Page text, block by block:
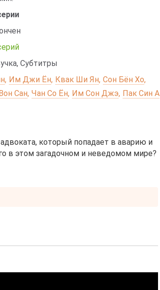
Субтитры
Им Джи Ён Квак Ши Ян Сон Бён Хо
Сан Чан Со Ён Им Сон Джэ Пак Син А
который попадает в аварию и
в этом загадочном и неведомом мире?